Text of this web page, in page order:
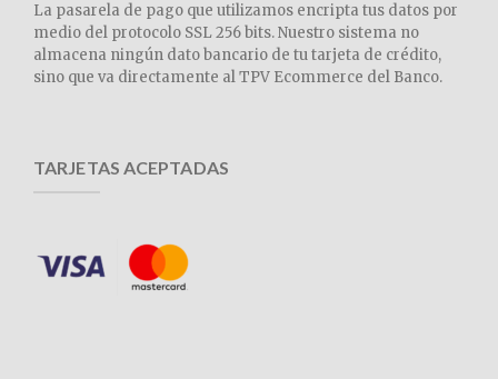
La pasarela de pago que utilizamos encripta tus datos por
medio del protocolo SSL 256 bits. Nuestro sistema no
almacena ningún dato bancario de tu tarjeta de crédito,
sino que va directamente al TPV Ecommerce del Banco.
TARJETAS ACEPTADAS